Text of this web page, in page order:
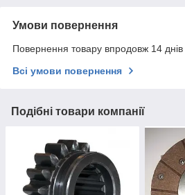
Умови повернення
Повернення товару впродовж 14
Всі умови повернення
Подібні товари компанії